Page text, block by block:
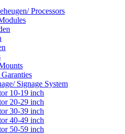
Processors
Signage System
10-19 inch
20-29 inch
30-39 inch
40-49 inch
50-59 inch